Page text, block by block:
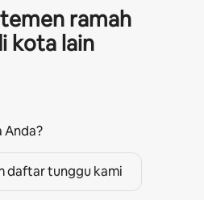
ramah
kota lain
Anda?
daftar tunggu kami